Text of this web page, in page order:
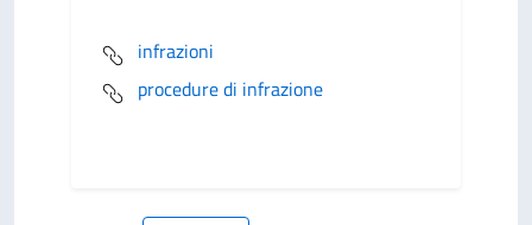
infrazioni
procedure di infrazione